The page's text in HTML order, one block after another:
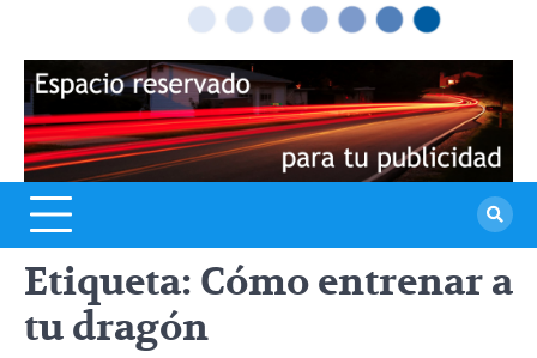
Etiqueta: Cómo entrenar a
tu dragón